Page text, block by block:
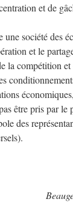
et de
société des
et le
la compétition
être pris par le
des